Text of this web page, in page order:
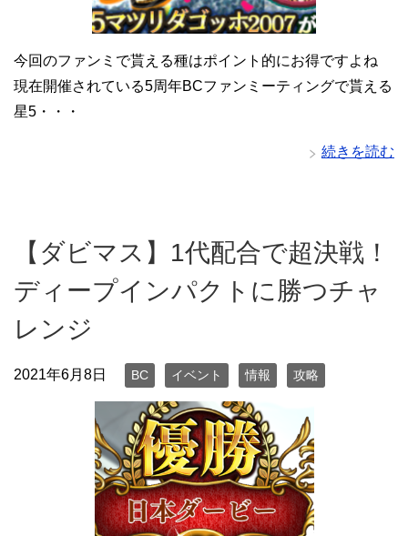
今回のファンミで貰える種はポイント的にお得ですよね
現在開催されている5周年BCファンミーティングで貰える
星5・・・
続きを読む
【ダビマス】1代配合で超決戦！
ディープインパクトに勝つチャ
レンジ
2021年6月8日 BC イベント 情報 攻略